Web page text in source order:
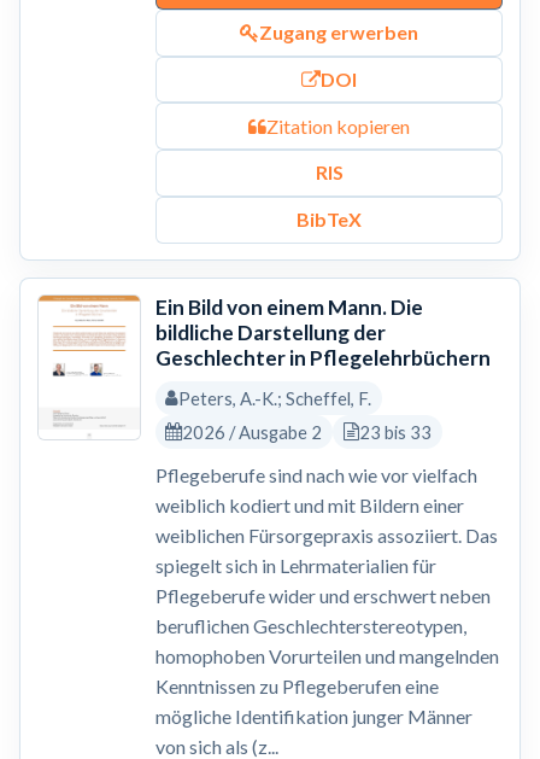
Zugang erwerben
DOI
Zitation kopieren
RIS
BibTeX
Ein Bild von einem Mann. Die
bildliche Darstellung der
Geschlechter in Pflegelehrbüchern
Peters, A.-K.; Scheffel, F.
2026 / Ausgabe 2
23 bis 33
Pflegeberufe sind nach wie vor vielfach
weiblich kodiert und mit Bildern einer
weiblichen Fürsorgepraxis assoziiert. Das
spiegelt sich in Lehrmaterialien für
Pflegeberufe wider und erschwert neben
beruflichen Geschlechterstereotypen,
homophoben Vorurteilen und mangelnden
Kenntnissen zu Pflegeberufen eine
mögliche Identifikation junger Männer
von sich als (z...